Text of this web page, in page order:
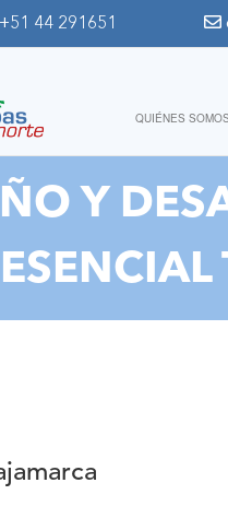
+51 44 291651
QUIÉNES SOMOS
Y